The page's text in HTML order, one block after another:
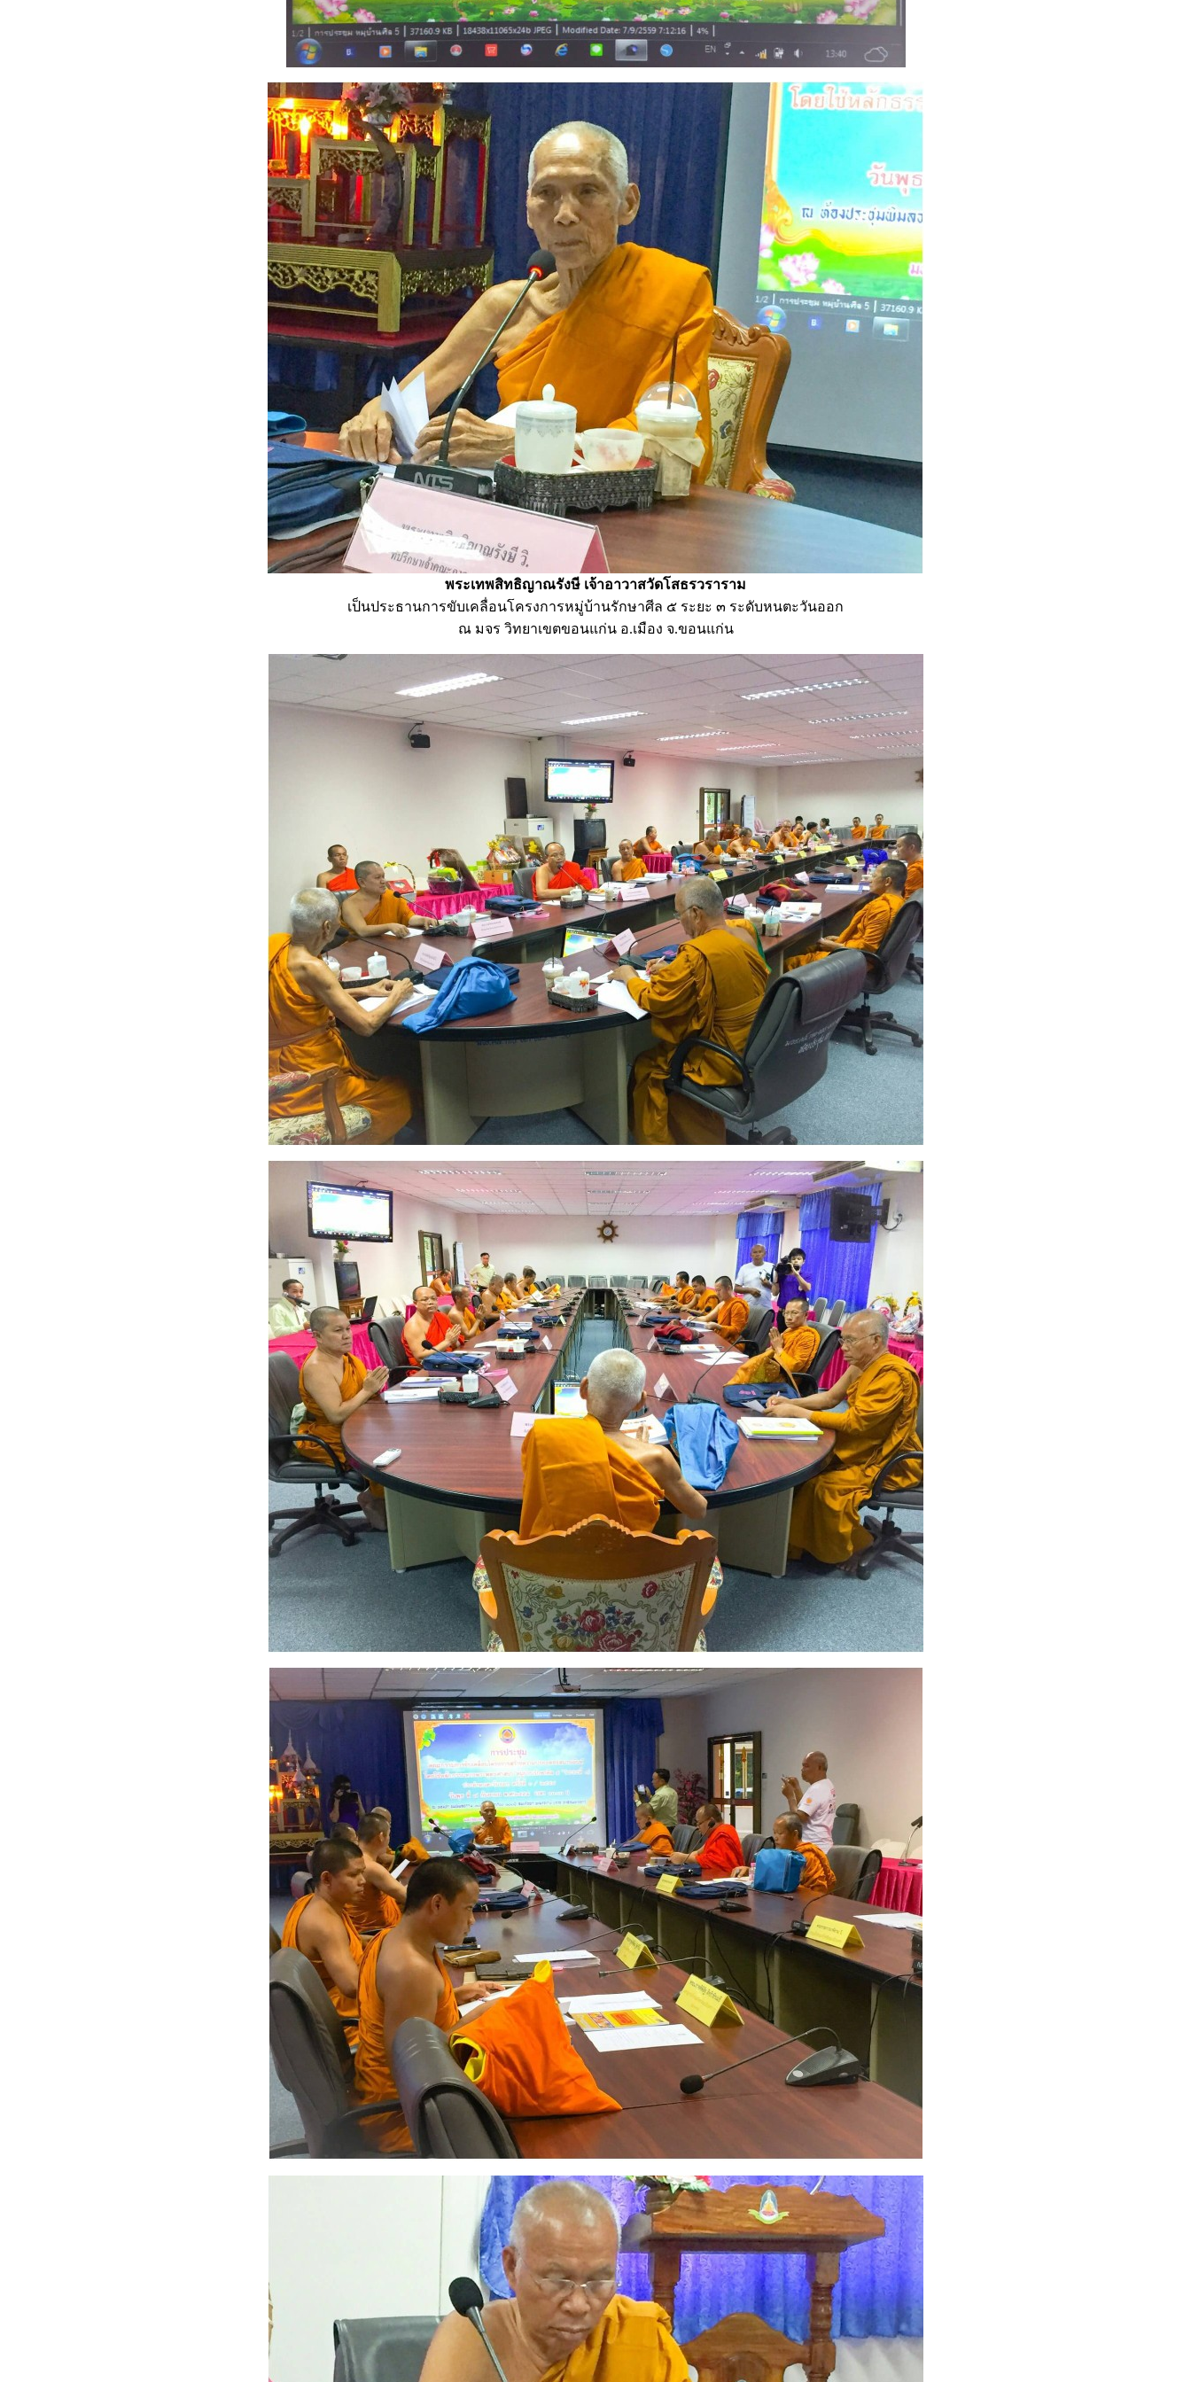
พระเทพสิทธิญาณรังษี เจ้าอาวาสวัดโสธรวราราม
เป็นประธานการขับเคลื่อนโครงการหมู่บ้านรักษาศีล ๕ ระยะ ๓ ระดับหนตะวันออก
ณ มจร วิทยาเขตขอนแก่น อ.เมือง จ.ขอนแก่น